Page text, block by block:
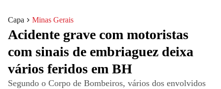
Capa Minas Gerais
Acidente grave com motoristas
com sinais de embriaguez deixa
vários feridos em BH
Segundo o Corpo de Bombeiros, vários dos envolvidos